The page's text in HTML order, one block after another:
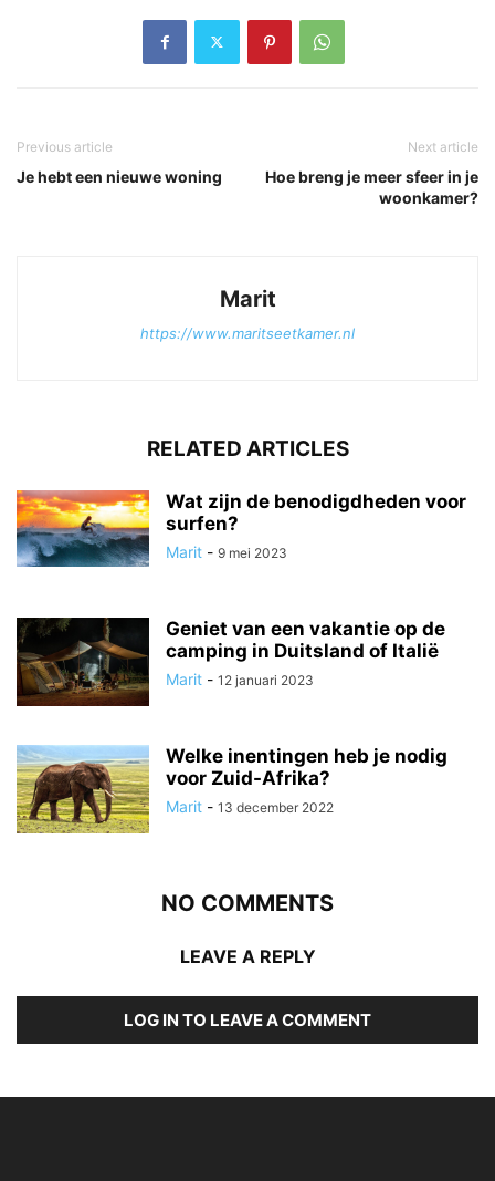
Previous article
Je hebt een nieuwe woning
Next article
Hoe breng je meer sfeer in je
woonkamer?
Marit
https://www.maritseetkamer.nl
RELATED ARTICLES
Wat zijn de benodigdheden voor
surfen?
Marit - 9 mei 2023
Geniet van een vakantie op de
camping in Duitsland of Italië
Marit - 12 januari 2023
Welke inentingen heb je nodig
voor Zuid-Afrika?
Marit - 13 december 2022
NO COMMENTS
LEAVE A REPLY
LOG IN TO LEAVE A COMMENT